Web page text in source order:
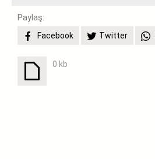
Paylaş:
Facebook
Twitter
0 kb